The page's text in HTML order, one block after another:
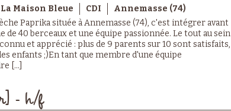
La Maison Bleue CDI
Annemasse (74)
Paprika située à Annemasse (74), c'est intégrer avant
de 40 berceaux et une équipe passionnée. Le tout au sein
et apprécié : plus de 9 parents sur 10 sont satisfaits,
enfants ;)En tant que membre d'une équipe
[...]
- h/f